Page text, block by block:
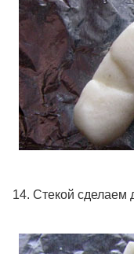
14. Стекой сделаем